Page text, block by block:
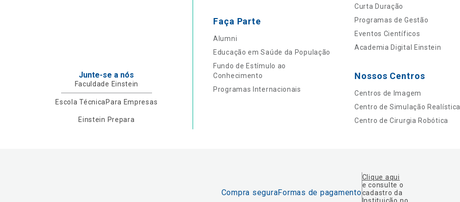
Junte-se a nós
Faculdade Einstein
Escola Técnica Para Empresas
Einstein Prepara
Faça Parte
Alumni
Educação em Saúde da População
Fundo de Estímulo ao
Conhecimento
Programas Internacionais
Curta Duração
Programas de Gestão
Eventos Científicos
Academia Digital Einstein
Nossos Centros
Centros de Imagem
Centro de Simulação Realística
Centro de Cirurgia Robótica
Compra seguraFormas de pagamento
Clique aqui
e consulte o
cadastro da